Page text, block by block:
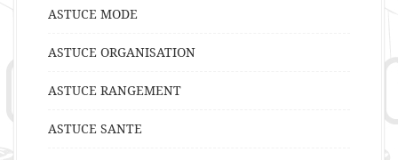
ASTUCE MODE
ASTUCE ORGANISATION
ASTUCE RANGEMENT
ASTUCE SANTE